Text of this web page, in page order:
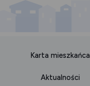
Karta mieszkańca
Aktualności